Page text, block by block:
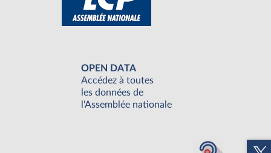
OPEN DATA
Accédez à toutes
les données de
l'Assemblée nationale